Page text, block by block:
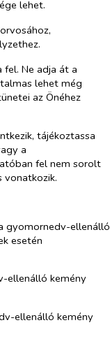
lehet.
Ne adja át a
lehet még
az Önéhez
tájékoztassa
a
fel nem sorolt
vonatkozik.
gyomornedv-ellenálló
esetén
ellenálló kemény
ellenálló kemény